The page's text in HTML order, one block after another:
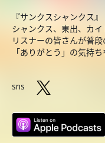
『サンクスシャンクス』
シャンクス、東出、カイ
リスナーの皆さんが普
「ありがとう」の気持
sns